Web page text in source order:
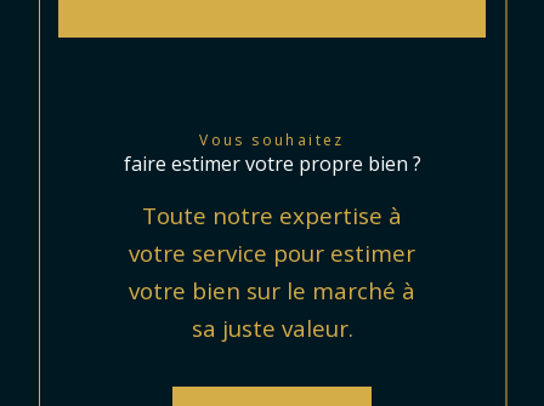
Vous souhaitez
faire estimer votre propre bien ?
Toute notre expertise à
votre service pour estimer
votre bien sur le marché à
sa juste valeur.